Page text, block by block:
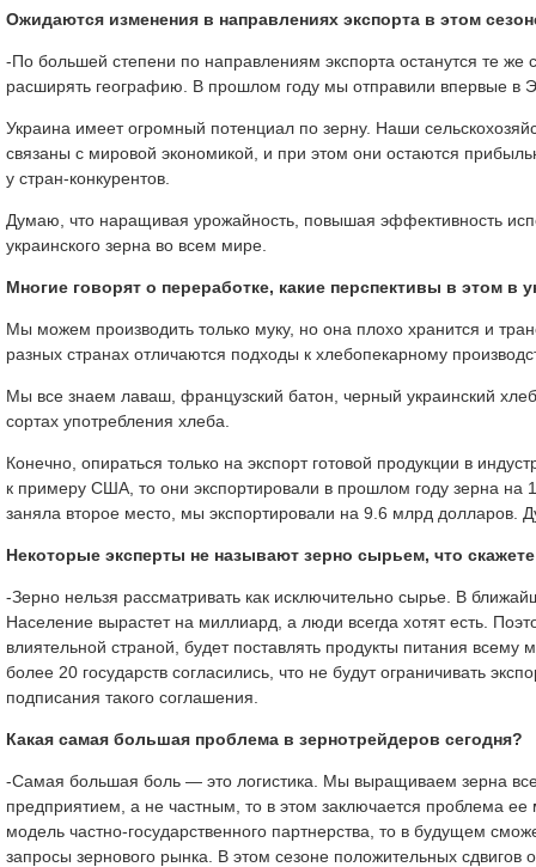
Ожидаются изменения в направлениях экспорта в этом
-По большей степени по направлениям экспорта останутся те
расширять географию. В прошлом году мы отправили впервые в
Украина имеет огромный потенциал по зерну. Наши
связаны с мировой экономикой, и при этом они остаются
у стран-конкурентов.
Думаю, что наращивая урожайность, повышая эффективность
украинского зерна во всем мире.
Многие говорят о переработке, какие перспективы в этом в
Мы можем производить только муку, но она плохо хранится и
разных странах отличаются подходы к хлебопекарному
Мы все знаем лаваш, французский батон, черный украинский
сортах употребления хлеба.
Конечно, опираться только на экспорт готовой продукции в
к примеру США, то они экспортировали в прошлом году зерна
заняла второе место, мы экспортировали на 9.6 млрд долларов.
Некоторые эксперты не называют зерно сырьем, что
-Зерно нельзя рассматривать как исключительно сырье. В
Население вырастет на миллиард, а люди всегда хотят есть.
влиятельной страной, будет поставлять продукты питания
более 20 государств согласились, что не будут ограничивать
подписания такого соглашения.
Какая самая большая проблема в зернотрейдеров сегодня?
-Самая большая боль — это логистика. Мы выращиваем зерна
предприятием, а не частным, то в этом заключается проблема
модель частно-государственного партнерства, то в будущем
запросы зернового рынка. В этом сезоне положительных